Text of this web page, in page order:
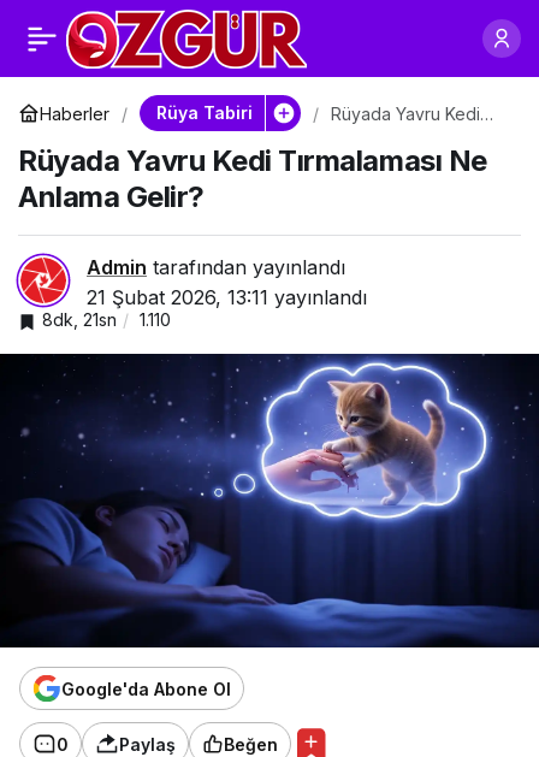
Haberler Rüya Tabiri
Rüyada Yavru Kedi
Anlama Gelir?
Rüyada Yavru Kedi Tırmalaması Ne
Anlama Gelir?
Admin tarafından yayınlandı
21 Şubat 2026, 13:11 yayınlandı
8dk, 21sn 1.110
Google'da Abone Ol
0 Paylaş Beğen
Rüyada Kedi
Tırmalaması Ne
Anlama Gelir?
Paylaş